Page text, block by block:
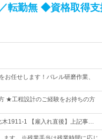
転勤無 ◆資格取得支
お任せします！バレル研磨作業、
★工程設計のご経験をお持ちの方
木1911-1 【雇入れ直後】上記事…